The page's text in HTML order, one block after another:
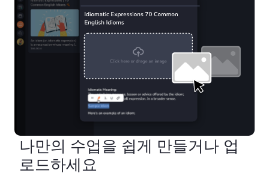
나만의 수업을 쉽게 만들거나 업
로드하세요